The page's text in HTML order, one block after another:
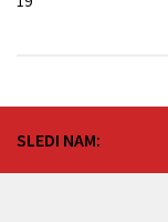
SLEDI NAM: